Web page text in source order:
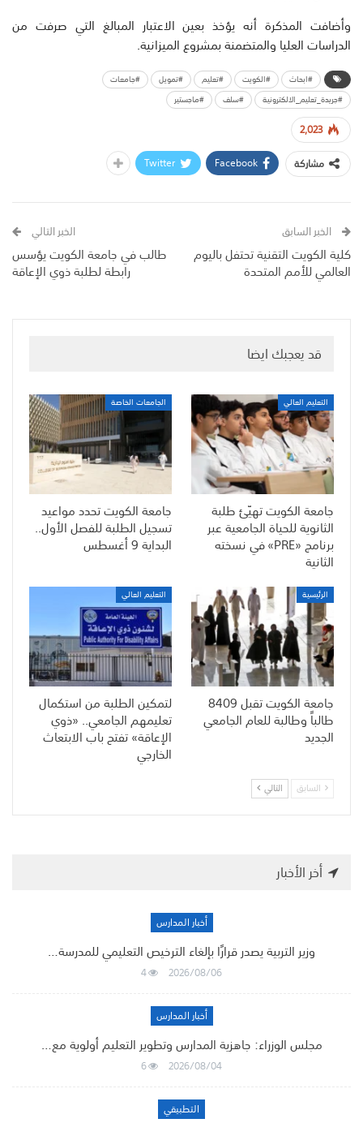
وأضافت المذكرة أنه يؤخذ بعين الاعتبار المبالغ التي صرفت من
الدراسات العليا والمتضمنة بمشروع الميزانية.
#ابحاث #الكويت #تعليم #تمويل
#جامعات
#جريدة_تعليم_الالكترونية
#سلف #ماجستير
2,023
مشاركة
Facebook
Twitter
الخبر السابق
كلية الكويت التقنية تحتفل باليوم
العالمي للأمم المتحدة
الخبر التالي
طالب في جامعة الكويت يؤسس
رابطة لطلبة ذوي الإعاقة
قد يعجبك ايضا
التعليم العالي
جامعة الكويت تهيّئ طلبة
الثانوية للحياة الجامعية عبر
برنامج «PRE» في نسخته
الثانية
الجامعات الخاصة
جامعة الكويت تحدد مواعيد
تسجيل الطلبة للفصل الأول..
البداية 9 أغسطس
الرئيسية
جامعة الكويت تقبل 8409
طالباً وطالبة للعام الجامعي
الجديد
التعليم العالي
لتمكين الطلبة من استكمال
تعليمهم الجامعي.. «ذوي
الإعاقة» تفتح باب الابتعاث
الخارجي
السابق التالي
أخر الأخبار
أخبار المدارس
وزير التربية يصدر قرارًا بإلغاء الترخيص التعليمي للمدرسة…
2026/08/06
4
أخبار المدارس
مجلس الوزراء: جاهزية المدارس وتطوير التعليم أولوية مع…
2026/08/04
6
التطبيقي